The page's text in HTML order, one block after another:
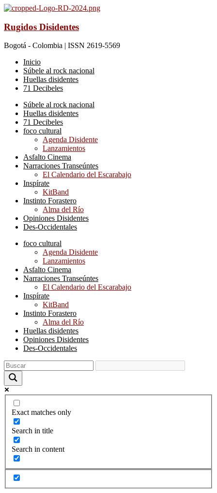
Rugidos Disidentes
Bogotá - Colombia | ISSN 2619-5569
Inicio
Súbele al rock nacional
Huellas disidentes
71 Decibeles
Súbele al rock nacional
Huellas disidentes
71 Decibeles
foco cultural
Agenda Disidente
Lanzamientos
Asfalto Cinema
Narraciones Transeúntes
El Calendario del Escarabajo
Inspírate
KitBand
Instinto Forastero
Alma del Río
Opiniones Disidentes
Des-Occidentales
foco cultural
Agenda Disidente
Lanzamientos
Asfalto Cinema
Narraciones Transeúntes
El Calendario del Escarabajo
Inspírate
KitBand
Instinto Forastero
Alma del Río
Huellas disidentes
Opiniones Disidentes
Des-Occidentales
Exact matches only
Search in title
Search in content